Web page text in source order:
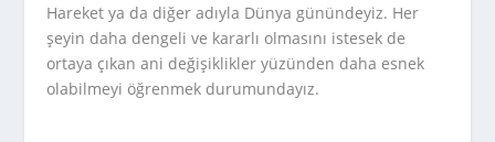
Hareket ya da diğer adıyla Dünya günündeyiz. Her
şeyin daha dengeli ve kararlı olmasını istesek de
ortaya çıkan ani değişiklikler yüzünden daha esnek
olabilmeyi öğrenmek durumundayız.